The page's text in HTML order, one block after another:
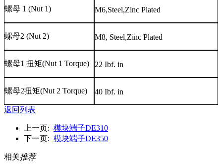
螺母 1 (Nut 1) M6,Steel,Zinc Plated
螺母2 (Nut 2) M8, Steel,Zinc Plated
螺母1 扭矩(Nut 1 Torque) 22 Ibf. in
螺母2扭矩(Nut 2 Torque) 40 Ibf. in
返回列表
上一页: 模块端子DE310
下一页: 模块端子DE350
相关推荐